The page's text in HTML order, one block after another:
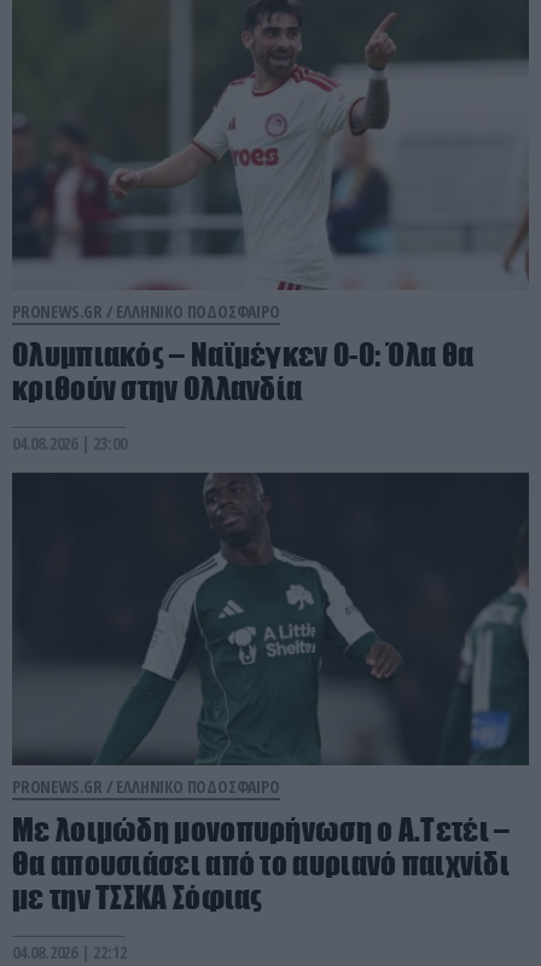
PRONEWS.GR / ΕΛΛΗΝΙΚΟ ΠΟΔΟΣΦΑΙΡΟ
Ολυμπιακός – Ναϊμέγκεν 0-0: Όλα θα
κριθούν στην Ολλανδία
04.08.2026 | 23:00
PRONEWS.GR / ΕΛΛΗΝΙΚΟ ΠΟΔΟΣΦΑΙΡΟ
Με λοιμώδη μονοπυρήνωση ο Α.Τετέι –
Θα απουσιάσει από το αυριανό παιχνίδι
με την ΤΣΣΚΑ Σόφιας
04.08.2026 | 22:12